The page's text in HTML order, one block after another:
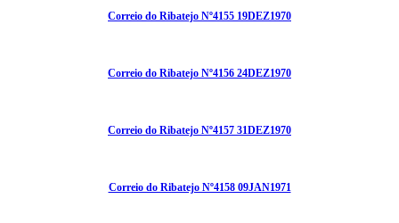
Correio do Ribatejo Nº4155 19DEZ1970
Correio do Ribatejo Nº4156 24DEZ1970
Correio do Ribatejo Nº4157 31DEZ1970
Correio do Ribatejo Nº4158 09JAN1971